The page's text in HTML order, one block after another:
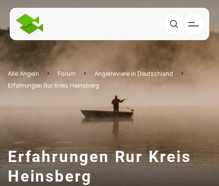
Alle Angeln Forum
Angelreviere in Deutschland
Erfahrungen Rur Kreis Heinsberg
Erfahrungen Rur Kreis
Heinsberg